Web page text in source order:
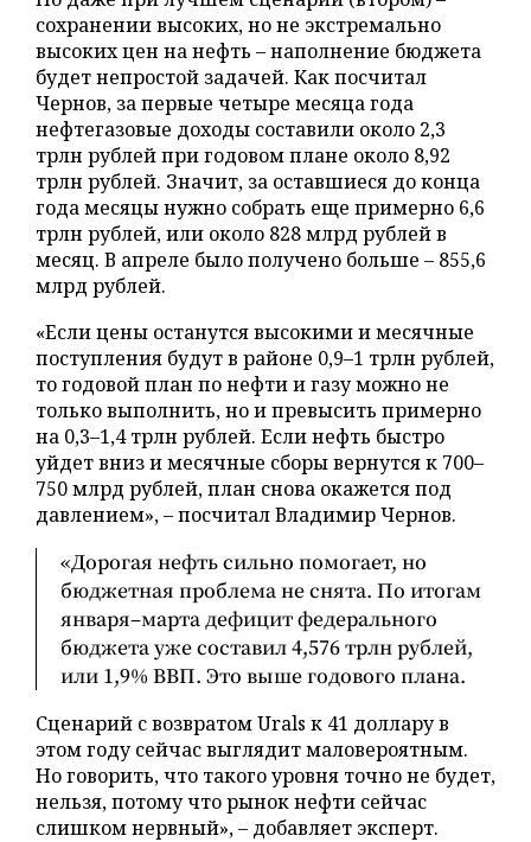
сохранении высоких, но не экстремально
высоких цен на нефть – наполнение бюджета
будет непростой задачей. Как посчитал
Чернов, за первые четыре месяца года
нефтегазовые доходы составили около 2,3
трлн рублей при годовом плане около 8,92
трлн рублей. Значит, за оставшиеся до конца
года месяцы нужно собрать еще примерно 6,6
трлн рублей, или около 828 млрд рублей в
месяц. В апреле было получено больше – 855,6
млрд рублей.
«Если цены останутся высокими и месячные
поступления будут в районе 0,9–1 трлн рублей,
то годовой план по нефти и газу можно не
только выполнить, но и превысить примерно
на 0,3–1,4 трлн рублей. Если нефть быстро
уйдет вниз и месячные сборы вернутся к 700–
750 млрд рублей, план снова окажется под
давлением», – посчитал Владимир Чернов.
«Дорогая нефть сильно помогает, но
бюджетная проблема не снята. По итогам
января–марта дефицит федерального
бюджета уже составил 4,576 трлн рублей,
или 1,9% ВВП. Это выше годового плана.
Сценарий с возвратом Urals к 41 доллару в
этом году сейчас выглядит маловероятным.
Но говорить, что такого уровня точно не будет,
нельзя, потому что рынок нефти сейчас
слишком нервный», – добавляет эксперт.